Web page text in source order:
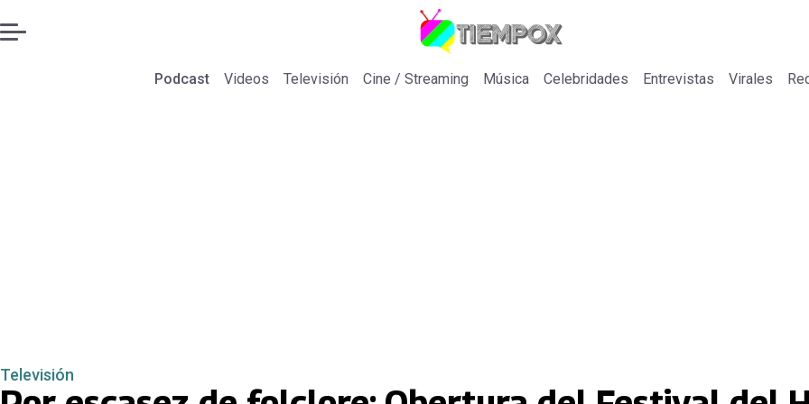
Podcast Videos Televisión Cine / Streaming Música Celebridades Entrevistas Virales
Televisión